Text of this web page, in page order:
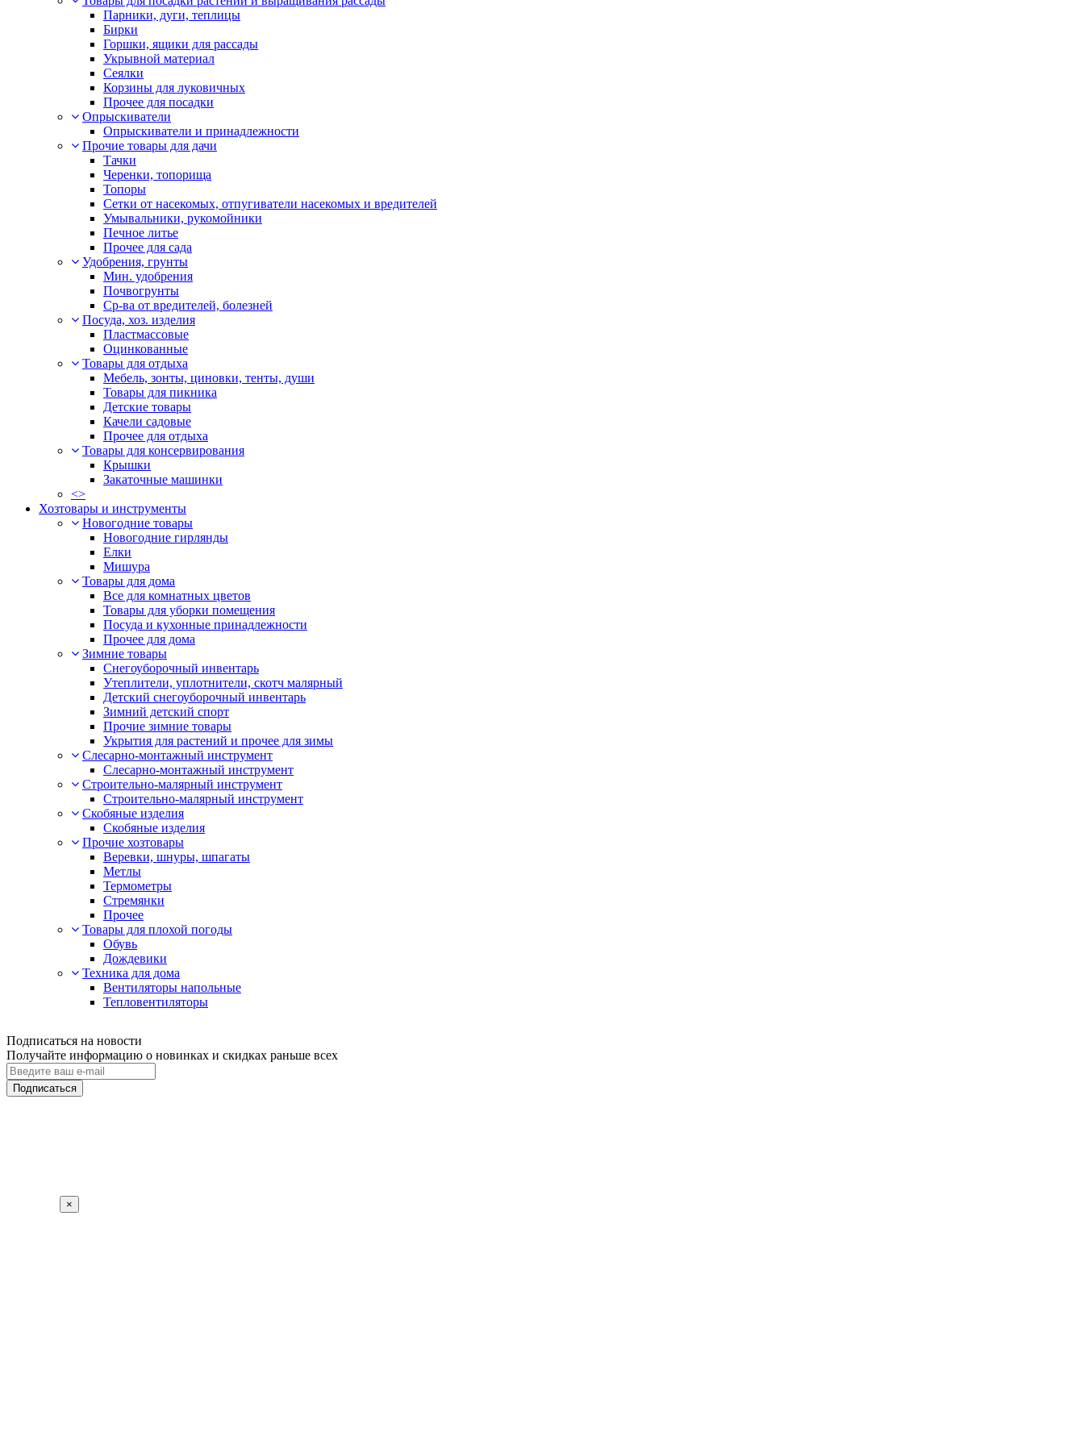
Парники, дуги, теплицы
Бирки
Горшки, ящики для рассады
Укрывной материал
Сеялки
Корзины для луковичных
Прочее для посадки
Опрыскиватели
Опрыскиватели и принадлежности
Прочие товары для дачи
Тачки
Черенки, топорища
Топоры
Сетки от насекомых, отпугиватели насекомых и вредителей
Умывальники, рукомойники
Печное литье
Прочее для сада
Удобрения, грунты
Мин. удобрения
Почвогрунты
Ср-ва от вредителей, болезней
Посуда, хоз. изделия
Пластмассовые
Оцинкованные
Товары для отдыха
Мебель, зонты, циновки, тенты, души
Товары для пикника
Детские товары
Качели садовые
Прочее для отдыха
Товары для консервирования
Крышки
Закаточные машинки
<>
Хозтовары и инструменты
Новогодние товары
Новогодние гирлянды
Елки
Мишура
Товары для дома
Все для комнатных цветов
Товары для уборки помещения
Посуда и кухонные принадлежности
Прочее для дома
Зимние товары
Снегоуборочный инвентарь
Утеплители, уплотнители, скотч малярный
Детский снегоуборочный инвентарь
Зимний детский спорт
Прочие зимние товары
Укрытия для растений и прочее для зимы
Слесарно-монтажный инструмент
Слесарно-монтажный инструмент
Строительно-малярный инструмент
Строительно-малярный инструмент
Скобяные изделия
Скобяные изделия
Прочие хозтовары
Веревки, шнуры, шпагаты
Метлы
Термометры
Стремянки
Прочее
Товары для плохой погоды
Обувь
Дождевики
Техника для дома
Вентиляторы напольные
Тепловентиляторы
Подписаться на новости
Получайте информацию о новинках и скидках раньше всех
Подписаться
×